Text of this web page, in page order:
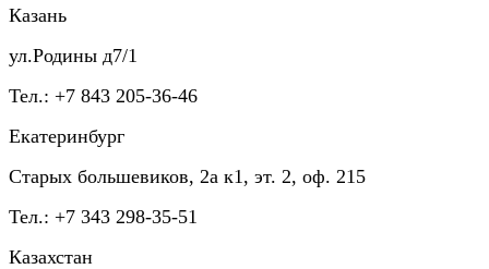
Казань
ул.Родины д7/1
Тел.: +7 843 205-36-46
Екатеринбург
Старых большевиков, 2а к1, эт. 2, оф. 215
Тел.: +7 343 298-35-51
Казахстан